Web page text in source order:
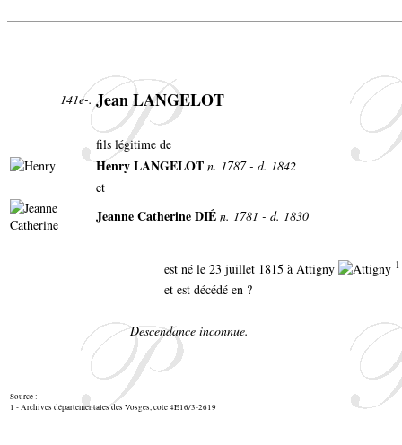
141e-. Jean LANGELOT
fils légitime de
Henry LANGELOT n. 1787 - d. 1842
et
Jeanne Catherine DIÉ n. 1781 - d. 1830
est né le 23 juillet 1815 à Attigny 1
et est décédé en ?
Descendance inconnue.
Source :
1 - Archives départementales des Vosges, cote 4E16/3-2619